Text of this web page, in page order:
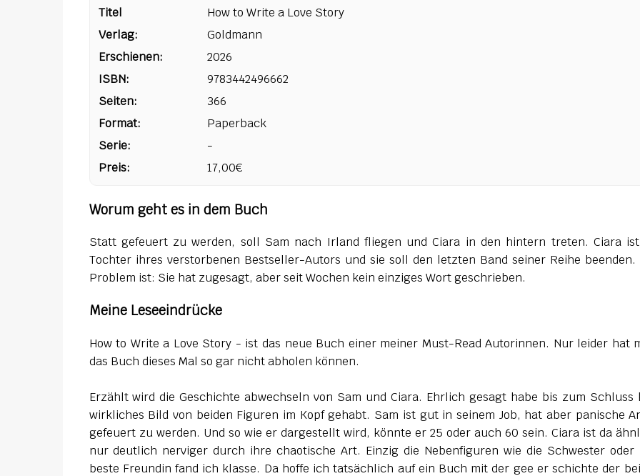
Titel
How to Write a Love Story
Verlag:
Goldmann
Erschienen:
2026
ISBN:
9783442496662
Seiten:
366
Format:
Paperback
Serie:
-
Preis:
17,00€
Worum geht es in dem Buch
Statt gefeuert zu werden, soll Sam nach Irland fliegen und Ciara in den hintern treten. Ciara
Tochter ihres verstorbenen Bestseller-Autors und sie soll den letzten Band seiner Reihe beenden.
Problem ist: Sie hat zugesagt, aber seit Wochen kein einziges Wort geschrieben.
Meine Leseeindrücke
How to Write a Love Story - ist das neue Buch einer meiner Must-Read Autorinnen. Nur leider hat
das Buch dieses Mal so gar nicht abholen können.
Erzählt wird die Geschichte abwechseln von Sam und Ciara. Ehrlich gesagt habe bis zum Schluss
wirkliches Bild von beiden Figuren im Kopf gehabt. Sam ist gut in seinem Job, hat aber panische
gefeuert zu werden. Und so wie er dargestellt wird, könnte er 25 oder auch 60 sein. Ciara ist da
nur deutlich nerviger durch ihre chaotische Art. Einzig die Nebenfiguren wie die Schwester oder
beste Freundin fand ich klasse. Da hoffe ich tatsächlich auf ein Buch mit der gee er schichte der